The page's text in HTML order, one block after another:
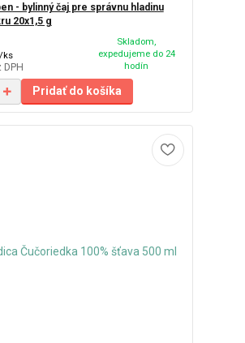
- bylinný čaj pre správnu hladinu
20x1,5 g
ks
DPH
Skladom,
expedujeme do 24
hodín
Pridať do košíka